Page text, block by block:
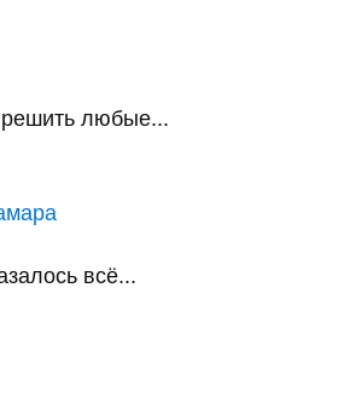
решить любые...
всё...